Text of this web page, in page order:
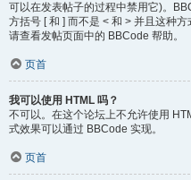
可以在发表帖子的过程中禁用它)。
方括号 [ 和 ] 而不是 < 和 > 并且这种
请查看发帖页面中的 BBCode 帮助。
页首
我可以使用 HTML 吗？
不可以。在这个论坛上不允许使用
式效果可以通过 BBCode 实现。
页首